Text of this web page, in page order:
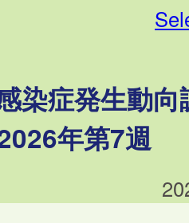
染症発生動向
年第7週